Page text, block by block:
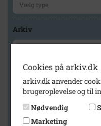
Arkiv
Geografi
Cookies på arkiv.dk
arkiv.dk anvender
brugeroplevelse og til
Nødvendig
Marketing